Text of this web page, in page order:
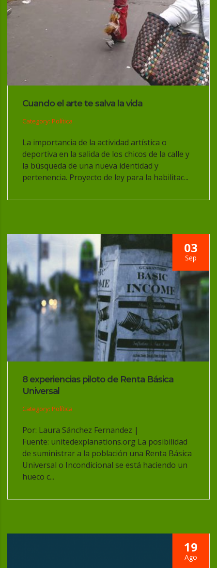
Cuando el arte te salva la vida
Category: Política
La importancia de la actividad artística o
deportiva en la salida de los chicos de la calle y
la búsqueda de una nueva identidad y
pertenencia. Proyecto de ley para la habilitac...
03
Sep
8 experiencias piloto de Renta Básica
Universal
Category: Política
Por: Laura Sánchez Fernandez |
Fuente: unitedexplanations.org La posibilidad
de suministrar a la población una Renta Básica
Universal o Incondicional se está haciendo un
hueco c...
19
Ago